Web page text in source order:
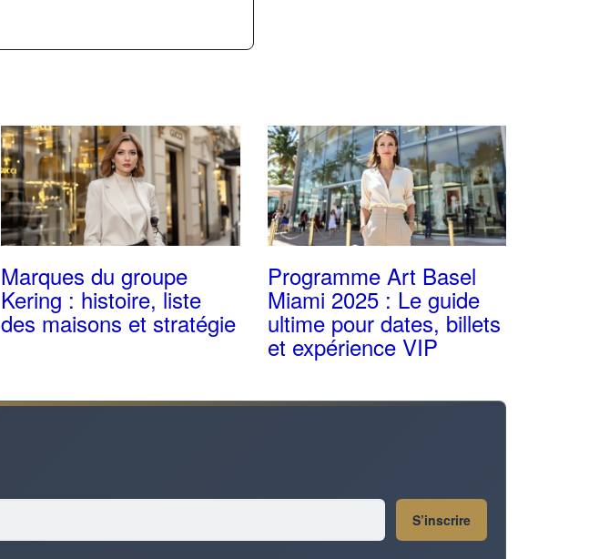
Marques du groupe
Kering : histoire, liste
des maisons et stratégie
Programme Art Basel
Miami 2025 : Le guide
ultime pour dates, billets
et expérience VIP
S’inscrire